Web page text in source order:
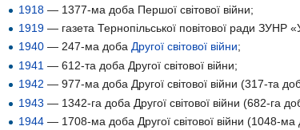
1918 — 1377-ма доба Першої світової війни;
1919 — газета Тернопільської повітової ради ЗУНР
1940 — 247-ма добаДругої світової війни;
1941 — 612-та доба Другої світової війни;
1942 — 977-ма доба Другої світової війни (317-та
1943 — 1342-га доба Другої світової війни (682-га
1944 — 1708-ма доба Другої світової війни (1048-ма